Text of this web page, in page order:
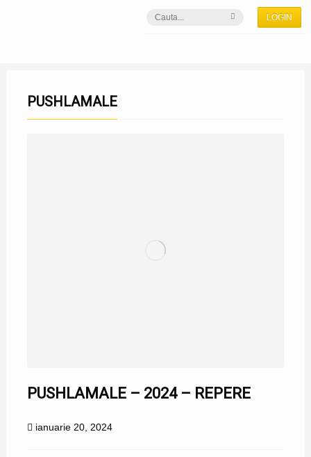
LOGIN
PUSHLAMALE
PUSHLAMALE – 2024 – REPERE
ianuarie 20, 2024